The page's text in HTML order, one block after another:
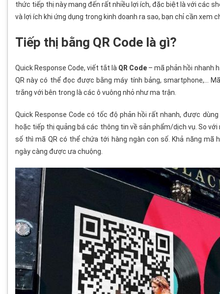
thức tiếp thị này mang đến rất nhiều lợi ích, đặc biệt là với các
và lợi ích khi ứng dụng trong kinh doanh ra sao, bạn chỉ cần xem
Tiếp thị bằng QR Code là gì?
Quick Response Code, viết tắt là QR Code – mã phản hồi nhanh
QR này có thể đọc được bằng máy tính bảng, smartphone,…
trắng với bên trong là các ô vuông nhỏ như ma trận.
Quick Response Code có tốc độ phản hồi rất nhanh, được
hoặc tiếp thị quảng bá các thông tin về sản phẩm/dịch vụ. So
số thì mã QR có thể chứa tới hàng ngàn con số. Khả năng mã
ngày càng được ưa chuộng.